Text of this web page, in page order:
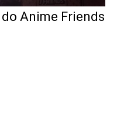
Anime Friends